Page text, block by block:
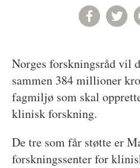
Norges forskningsråd vil
sammen 384 millioner
fagmiljø som skal
klinisk forskning.
De tre som får støtte er
forskningssenter for